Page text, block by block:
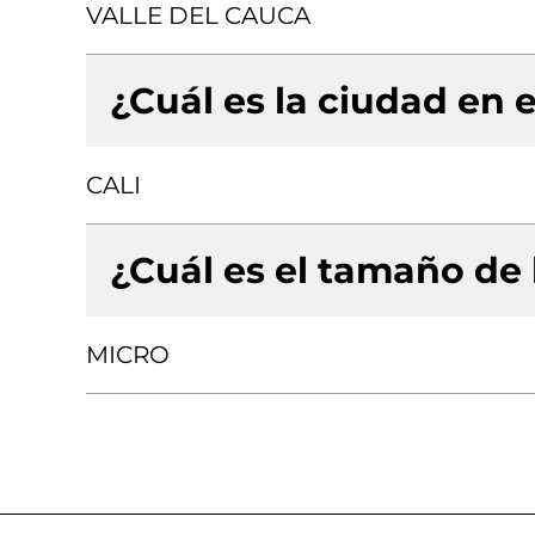
VALLE DEL CAUCA
¿Cuál es la ciudad en
CALI
¿Cuál es el tamaño
MICRO